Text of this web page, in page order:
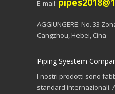
E-mail:
AGGIUNGERE: No. 33
Cangzhou, Hebei, Cina
Piping Syestem
I nostri prodotti sono
standard internazionali.